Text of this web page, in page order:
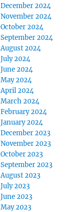
December 2024
November 2024
October 2024
September 2024
August 2024
July 2024
June 2024
May 2024
April 2024
March 2024
February 2024
January 2024
December 2023
November 2023
October 2023
September 2023
August 2023
July 2023
June 2023
May 2023